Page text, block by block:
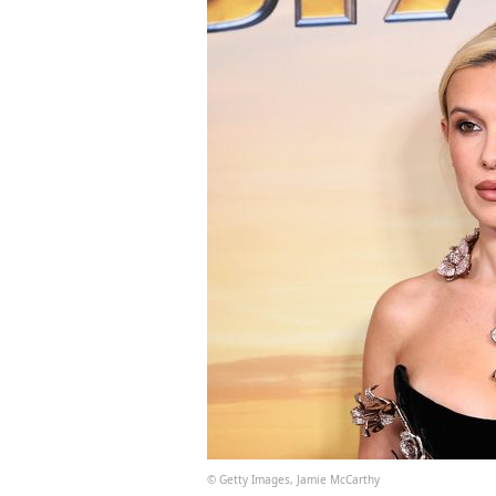
© Getty Images, Jamie McCarthy